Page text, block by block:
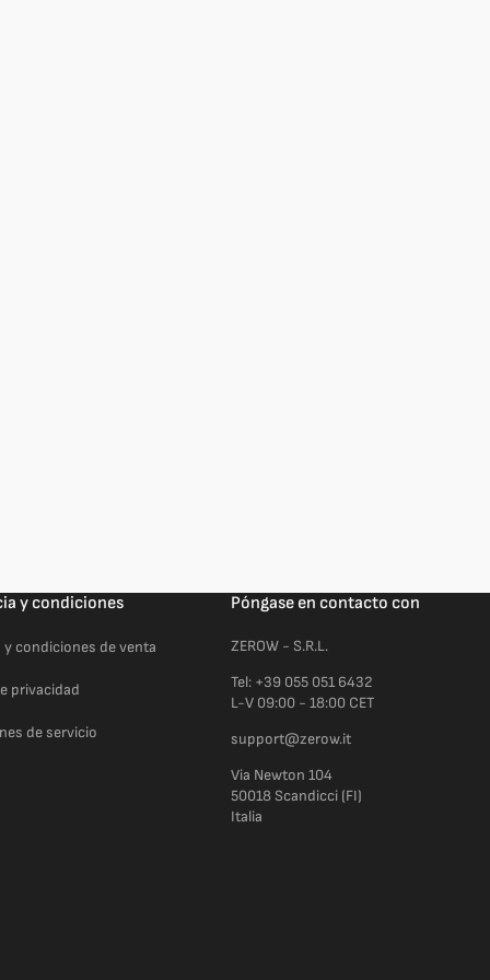
y condiciones
y condiciones de venta
privacidad
de servicio
Póngase en contacto con
ZEROW - S.R.L.
Tel: +39 055 051 6432
L-V 09:00 - 18:00 CET
support@zerow.it
Via Newton 104
50018 Scandicci (FI)
Italia